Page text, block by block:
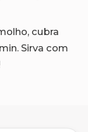
cubra
Sirva com